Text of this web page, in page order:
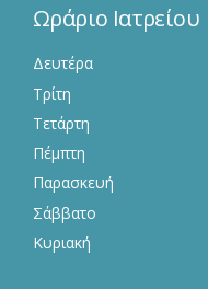
Ωράριο Ιατρείου
Δευτέρα
Τρίτη
Τετάρτη
Πέμπτη
Παρασκευή
Σάββατο
Κυριακή